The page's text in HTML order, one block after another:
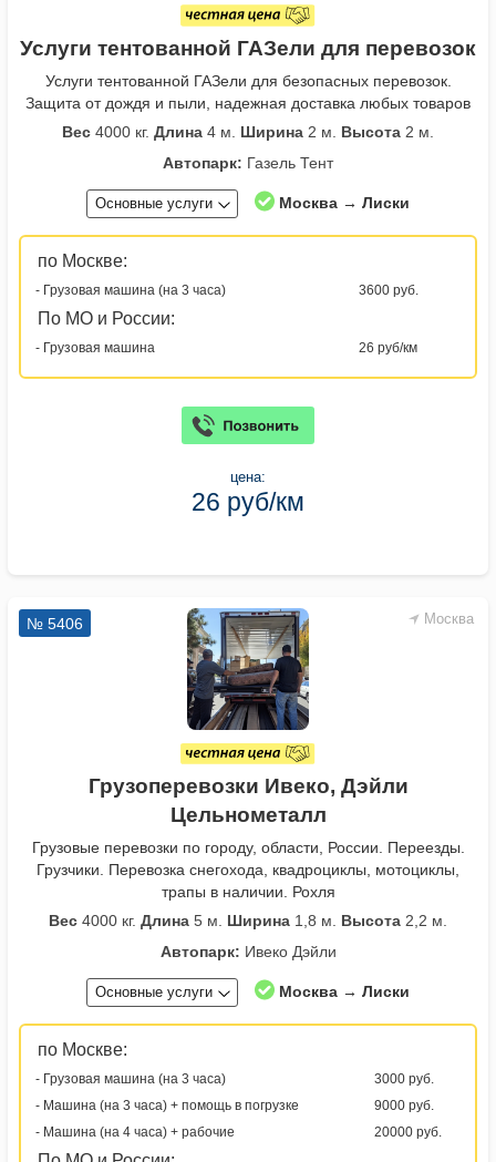
Услуги тентованной ГАЗели для перевозок
Услуги тентованной ГАЗели для безопасных перевозок.
Защита от дождя и пыли, надежная доставка любых товаров
Вес 4000 кг. Длина 4 м. Ширина 2 м. Высота 2 м.
Автопарк: Газель Тент
Основные услуги Москва → Лиски
по Москве:
- Грузовая машина (на 3 часа) 3600 руб.
По МО и России:
- Грузовая машина 26 руб/км
цена:
26 руб/км
Москва
№ 5406
Грузоперевозки Ивеко, Дэйли
Цельнометалл
Грузовые перевозки по городу, области, России. Переезды.
Грузчики. Перевозка снегохода, квадроциклы, мотоциклы,
трапы в наличии. Рохля
Вес 4000 кг. Длина 5 м. Ширина 1,8 м. Высота 2,2 м.
Автопарк: Ивеко Дэйли
Основные услуги Москва → Лиски
по Москве:
- Грузовая машина (на 3 часа)
3000 руб.
- Машина (на 3 часа) + помощь в погрузке
9000 руб.
- Машина (на 4 часа) + рабочие
20000 руб.